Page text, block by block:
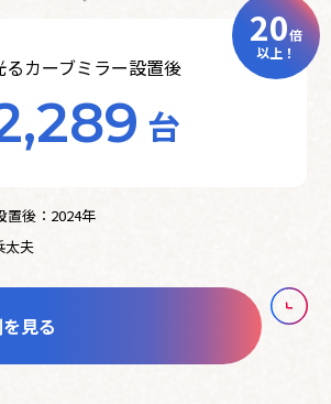
20倍
以上！
るカーブミラー設置後
台
置後：2024年
太夫
見る